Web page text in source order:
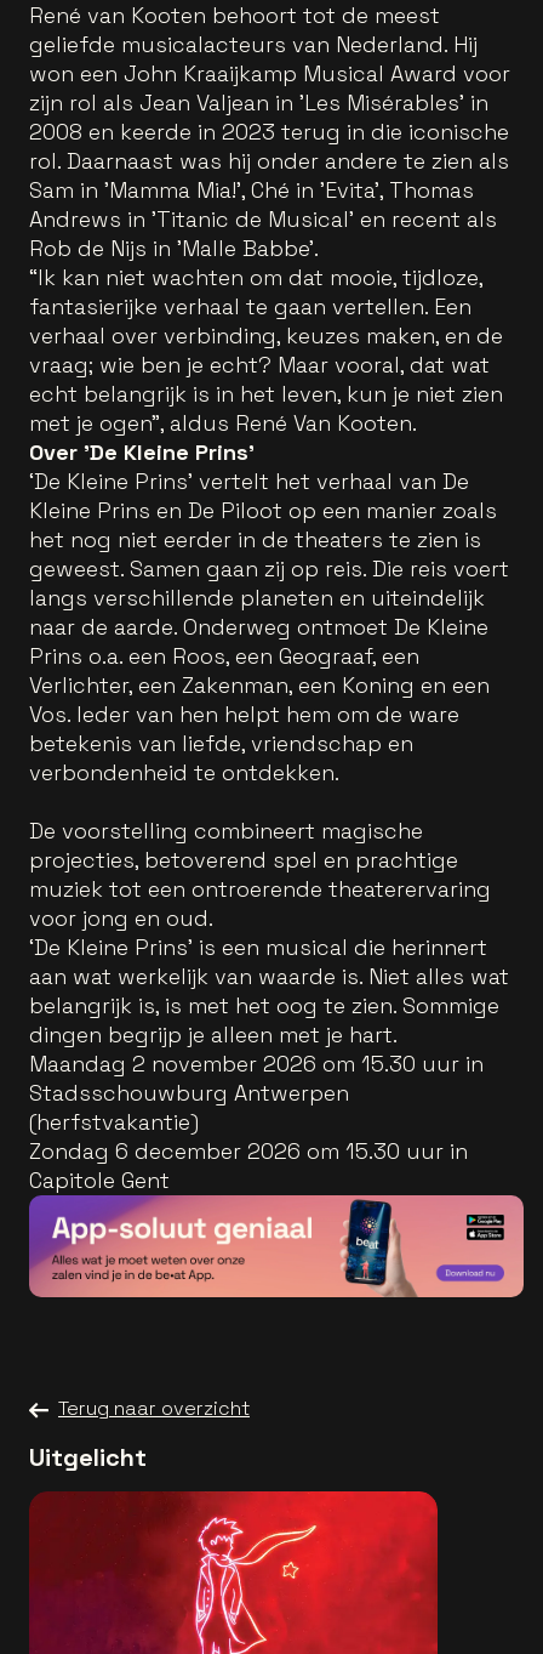
René van Kooten behoort tot de meest
geliefde musicalacteurs van Nederland. Hij
won een John Kraaijkamp Musical Award voor
zijn rol als Jean Valjean in 'Les Misérables' in
2008 en keerde in 2023 terug in die iconische
rol. Daarnaast was hij onder andere te zien als
Sam in 'Mamma Mia!', Ché in 'Evita', Thomas
Andrews in 'Titanic de Musical' en recent als
Rob de Nijs in 'Malle Babbe'.
“Ik kan niet wachten om dat mooie, tijdloze,
fantasierijke verhaal te gaan vertellen. Een
verhaal over verbinding, keuzes maken, en de
vraag; wie ben je echt? Maar vooral, dat wat
echt belangrijk is in het leven, kun je niet zien
met je ogen", aldus René Van Kooten.
Over 'De Kleine Prins'
‘De Kleine Prins’ vertelt het verhaal van De
Kleine Prins en De Piloot op een manier zoals
het nog niet eerder in de theaters te zien is
geweest. Samen gaan zij op reis. Die reis voert
langs verschillende planeten en uiteindelijk
naar de aarde. Onderweg ontmoet De Kleine
Prins o.a. een Roos, een Geograaf, een
Verlichter, een Zakenman, een Koning en een
Vos. Ieder van hen helpt hem om de ware
betekenis van liefde, vriendschap en
verbondenheid te ontdekken.
De voorstelling combineert magische
projecties, betoverend spel en prachtige
muziek tot een ontroerende theaterervaring
voor jong en oud.
‘De Kleine Prins’ is een musical die herinnert
aan wat werkelijk van waarde is. Niet alles wat
belangrijk is, is met het oog te zien. Sommige
dingen begrijp je alleen met je hart.
Maandag 2 november 2026 om 15.30 uur in
Stadsschouwburg Antwerpen
(herfstvakantie)
Zondag 6 december 2026 om 15.30 uur in
Capitole Gent
Terug naar overzicht
Uitgelicht